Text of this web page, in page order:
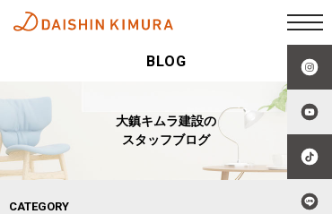
BLOG
大鎮キムラ建設の
スタッフブログ
CATEGORY